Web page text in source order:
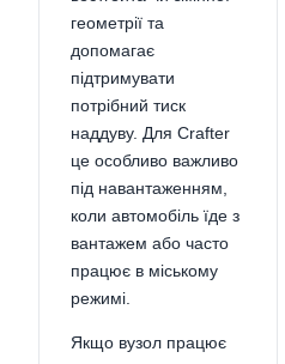
геометрії та
допомагає
підтримувати
потрібний тиск
наддуву. Для Crafter
це особливо важливо
під навантаженням,
коли автомобіль їде з
вантажем або часто
працює в міському
режимі.
Якщо вузол працює